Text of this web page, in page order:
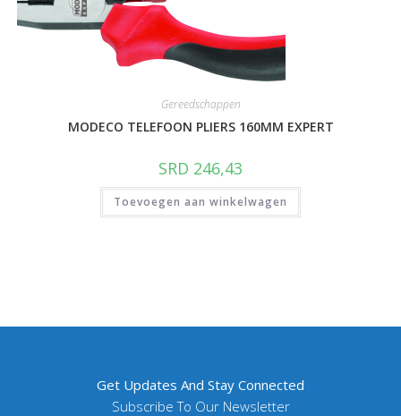
Gereedschappen
MODECO TELEFOON PLIERS 160MM EXPERT
SRD 246,43
Toevoegen aan winkelwagen
Get Updates And Stay Connected
Subscribe To Our Newsletter